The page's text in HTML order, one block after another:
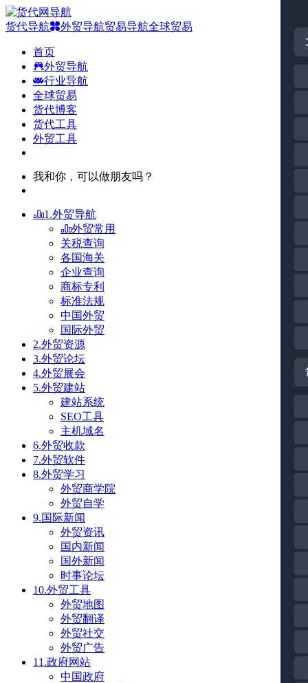
货代导航 外贸导航贸易导航全球贸易
首页
外贸导航
行业导航
全球贸易
货代博客
货代工具
外贸工具
我和你，可以做朋友吗？
1.外贸导航
外贸常用
关税查询
各国海关
企业查询
商标专利
标准法规
中国外贸
国际外贸
2.外贸资源
3.外贸论坛
4.外贸展会
5.外贸建站
建站系统
SEO工具
主机域名
6.外贸收款
7.外贸软件
8.外贸学习
外贸商学院
外贸自学
9.国际新闻
外贸资讯
国内新闻
国外新闻
时事论坛
10.外贸工具
外贸地图
外贸翻译
外贸社交
外贸广告
11.政府网站
中国政府